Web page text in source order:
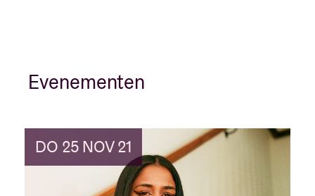
Evenementen
DO 25 NOV 21